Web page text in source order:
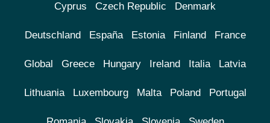
Cyprus Czech Republic Denmark
Deutschland España Estonia Finland France
Global Greece Hungary Ireland Italia Latvia
Lithuania Luxembourg Malta Poland Portugal